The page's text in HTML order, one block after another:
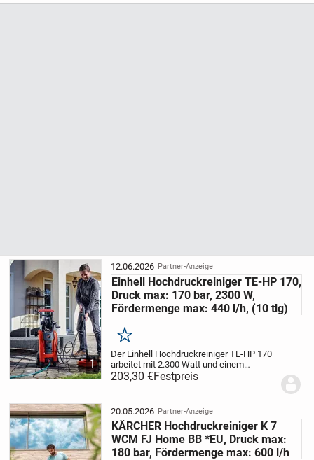
1
12.06.2026 Partner-Anzeige
Einhell Hochdruckreiniger TE-HP 170,
Druck max: 170 bar, 2300 W,
Fördermenge max: 440 l/h, (10 tlg)
Merken
Der Einhell Hochdruckreiniger TE-HP 170
arbeitet mit 2.300 Watt und einem
maximal zulässigem Druck von 170 bar
und max. Durchflussrate. Durch die
ausziehbaren...
203,30 €Festpreis
20.05.2026 Partner-Anzeige
KÄRCHER Hochdruckreiniger K 7
WCM FJ Home BB *EU, Druck max:
180 bar, Fördermenge max: 600 l/h